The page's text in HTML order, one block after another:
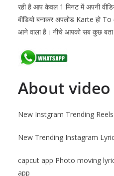
रही है आप केवल 1 मिनट में अपनी
वीडियो बनाकर अपलोड Karte हो To
आने वाला है। नीचे आपको सब कुछ बता
About video
New Instgram Trending
New Trending Instagram
capcut app Photo moving
app